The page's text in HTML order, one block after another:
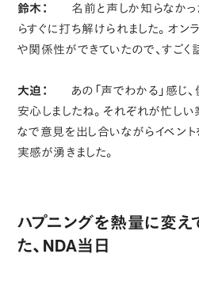
鈴木：
名前と声しか知らなか
らすぐに打ち解けられました。オン
や関係性ができていたので、すごく
大迫：
あの「声でわかる」感じ
安心しましたね。それぞれが忙し
なで意見を出し合いながらイベント
実感が湧きました。
ハプニングを熱量に変
た、NDA当日